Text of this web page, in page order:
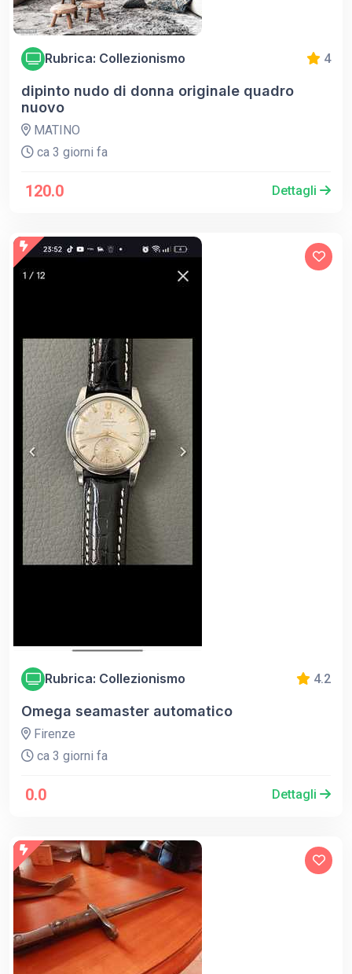
Rubrica: Collezionismo 4
dipinto nudo di donna originale quadro
nuovo
MATINO
ca 3 giorni fa
120.0 Dettagli
Rubrica: Collezionismo 4.2
Omega seamaster automatico
Firenze
ca 3 giorni fa
0.0 Dettagli